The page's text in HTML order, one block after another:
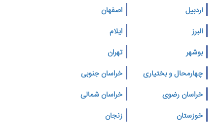
اردبیل
اصفهان
البرز
ایلام
بوشهر
تهران
چهارمحال و بختیاری
خراسان جنوبی
خراسان رضوی
خراسان شمالی
خوزستان
زنجان